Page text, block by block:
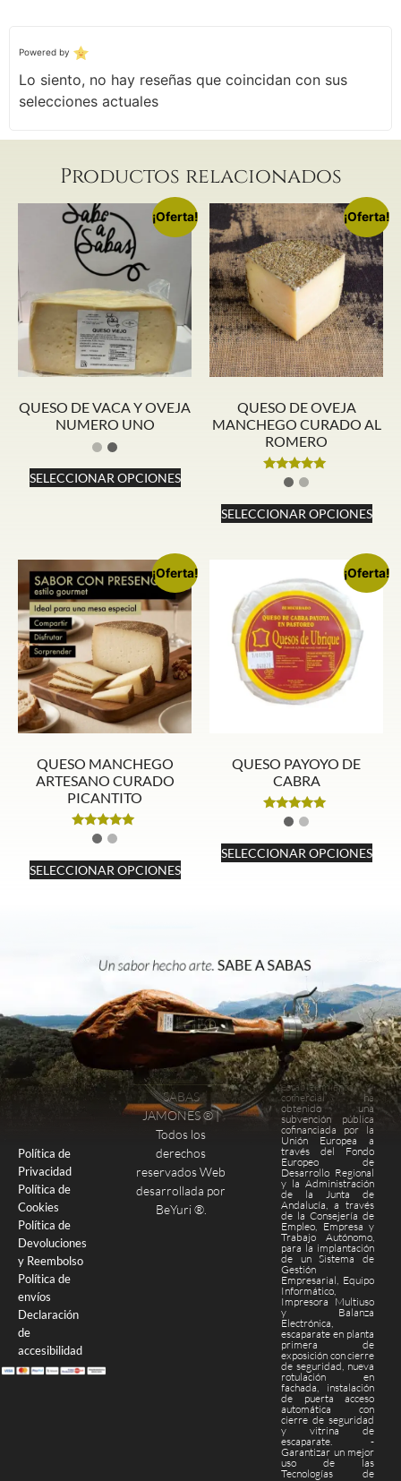
Powered by
Lo siento, no hay reseñas que coincidan con sus
selecciones actuales
Productos relacionados
¡Oferta!
QUESO DE VACA Y OVEJA
NUMERO UNO
SELECCIONAR OPCIONES
¡Oferta!
QUESO DE OVEJA
MANCHEGO CURADO AL
ROMERO
Valorado
5.00
de 5
SELECCIONAR OPCIONES
¡Oferta!
QUESO MANCHEGO
ARTESANO CURADO
PICANTITO
Valorado
4.92
de 5
SELECCIONAR OPCIONES
¡Oferta!
QUESO PAYOYO DE
CABRA
Valorado
4.80
de 5
SELECCIONAR OPCIONES
Política de
Privacidad
Política de
Cookies
Política de
Devoluciones
y Reembolso
Política de
envíos
Declaración
de
accesibilidad
SABAS
JAMONES ® |
Todos los
derechos
reservados Web
desarrollada por
BeYuri ®.
Este
establecimiento
comercial ha
obtenido una
subvención pública
cofinanciada por la
Unión Europea a
través del Fondo
Europeo de
Desarrollo Regional
y la Administración
de la Junta de
Andalucía, a través
de la Consejería de
Empleo, Empresa y
Trabajo Autónomo,
para la implantación
de un Sistema de
Gestión
Empresarial, Equipo
Informático,
Impresora Multiuso
y Balanza
Electrónica,
escaparate en planta
primera de
exposición con cierre
de seguridad, nueva
rotulación en
fachada, instalación
de puerta acceso
automática con
cierre de seguridad
y vitrina de
escaparate. -
Garantizar un mejor
uso de las
Tecnologías de